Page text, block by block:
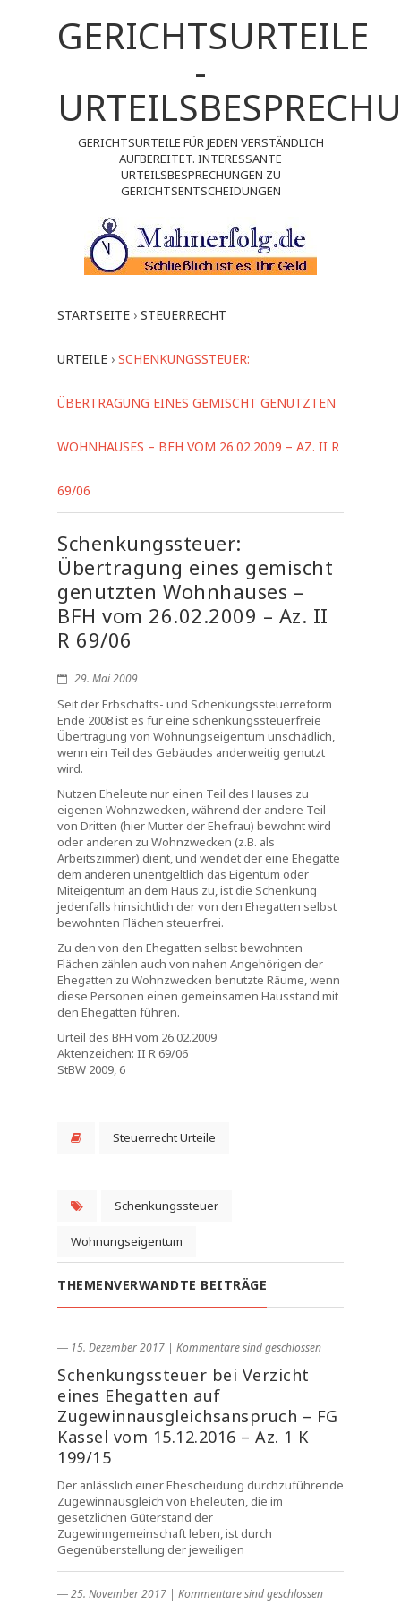
GERICHTSURTEILE
-
GERICHTSURTEILE FÜR JEDEN VERSTÄNDLICH
AUFBEREITET. INTERESSANTE
URTEILSBESPRECHUNGEN ZU
GERICHTSENTSCHEIDUNGEN
STARTSEITE › STEUERRECHT
URTEILE › SCHENKUNGSSTEUER:
ÜBERTRAGUNG EINES GEMISCHT GENUTZTEN
WOHNHAUSES – BFH VOM 26.02.2009 – AZ. II R
69/06
Schenkungssteuer:
Übertragung eines gemischt
genutzten Wohnhauses –
BFH vom 26.02.2009 – Az. II
R 69/06
29. Mai 2009
Seit der Erbschafts- und Schenkungssteuerreform
Ende 2008 ist es für eine schenkungssteuerfreie
Übertragung von Wohnungseigentum unschädlich,
wenn ein Teil des Gebäudes anderweitig genutzt
wird.
Nutzen Eheleute nur einen Teil des Hauses zu
eigenen Wohnzwecken, während der andere Teil
von Dritten (hier Mutter der Ehefrau) bewohnt wird
oder anderen zu Wohnzwecken (z.B. als
Arbeitszimmer) dient, und wendet der eine Ehegatte
dem anderen unentgeltlich das Eigentum oder
Miteigentum an dem Haus zu, ist die Schenkung
jedenfalls hinsichtlich der von den Ehegatten selbst
bewohnten Flächen steuerfrei.
Zu den von den Ehegatten selbst bewohnten
Flächen zählen auch von nahen Angehörigen der
Ehegatten zu Wohnzwecken benutzte Räume, wenn
diese Personen einen gemeinsamen Hausstand mit
den Ehegatten führen.
Urteil des BFH vom 26.02.2009
Aktenzeichen: II R 69/06
StBW 2009, 6
Steuerrecht Urteile
Schenkungssteuer
Wohnungseigentum
THEMENVERWANDTE BEITRÄGE
― 15. Dezember 2017 | Kommentare sind geschlossen
Schenkungssteuer bei Verzicht
eines Ehegatten auf
Zugewinnausgleichsanspruch – FG
Kassel vom 15.12.2016 – Az. 1 K
199/15
Der anlässlich einer Ehescheidung durchzuführende
Zugewinnausgleich von Eheleuten, die im
gesetzlichen Güterstand der
Zugewinngemeinschaft leben, ist durch
Gegenüberstellung der jeweiligen
― 25. November 2017 | Kommentare sind geschlossen